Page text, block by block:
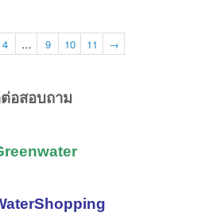
4 … 9 10 11 →
อสอบถาม